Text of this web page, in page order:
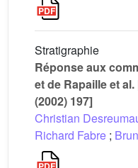
Stratigraphie
Réponse aux
et de Rapaille et
(2002) 197]
Christian
Richard Fabre ;